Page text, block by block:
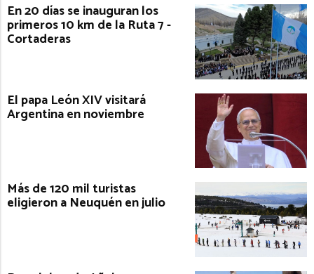
En 20 días se inauguran los
primeros 10 km de la Ruta 7 -
Cortaderas
El papa León XIV visitará
Argentina en noviembre
Más de 120 mil turistas
eligieron a Neuquén en julio